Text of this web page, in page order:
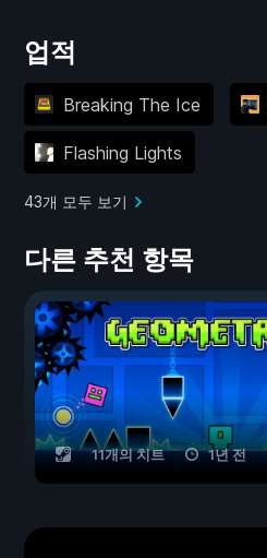
업적
Breaking The Ice
Flashing Lights
43개 모두 보기
다른 추천 항목
11개의 치트 1년 전